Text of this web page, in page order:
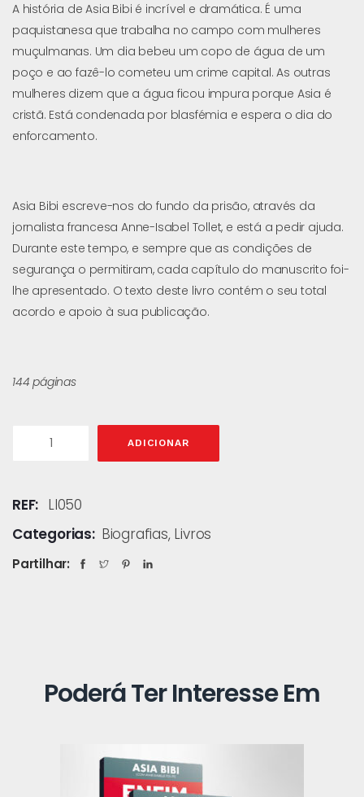
A história de Asia Bibi é incrível e dramática. É uma
paquistanesa que trabalha no campo com mulheres
muçulmanas. Um dia bebeu um copo de água de um
poço e ao fazê-lo cometeu um crime capital. As outras
mulheres dizem que a água ficou impura porque Asia é
cristã. Está condenada por blasfémia e espera o dia do
enforcamento.
Asia Bibi escreve-nos do fundo da prisão, através da
jornalista francesa Anne-Isabel Tollet, e está a pedir ajuda.
Durante este tempo, e sempre que as condições de
segurança o permitiram, cada capítulo do manuscrito foi-
lhe apresentado. O texto deste livro contém o seu total
acordo e apoio à sua publicação.
144 páginas
ADICIONAR
REF: LI050
Categorias: Biografias, Livros
Partilhar:
Poderá Ter Interesse Em